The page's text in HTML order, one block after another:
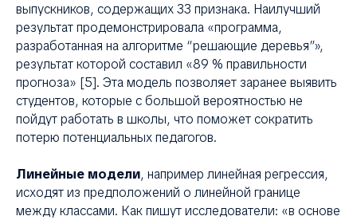
выпускников, содержащих 33 признака. Наилучший
результат продемонстрировала «программа,
разработанная на алгоритме “решающие деревья”»,
результат которой составил «89 % правильности
прогноза» [5]. Эта модель позволяет заранее выявить
студентов, которые с большой вероятностью не
пойдут работать в школы, что поможет сократить
потерю потенциальных педагогов.
Линейные модели, например линейная регрессия,
исходят из предположений о линейной границе
между классами. Как пишут исследователи: «в основе